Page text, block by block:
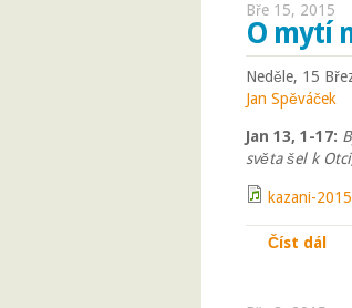
Bře 15, 2015
O mytí
Neděle, 15
Jan Spěváček
Jan 13, 1-17:
světa šel k
kazani-
Číst dál